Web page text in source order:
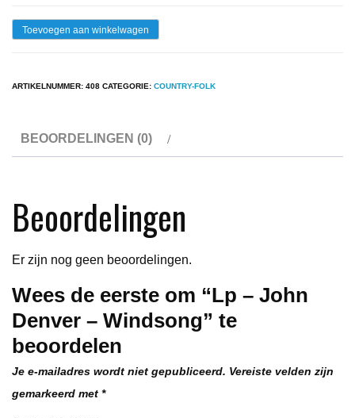
Lp
Windsong
Toevoegen aan winkelwagen
ARTIKELNUMMER: 408 CATEGORIE: COUNTRY-FOLK
BEOORDELINGEN (0)
Beoordelingen
Er zijn nog geen beoordelingen.
Wees de eerste om “Lp – John
Denver – Windsong” te
beoordelen
Je e-mailadres wordt niet gepubliceerd. Vereiste velden zijn
gemarkeerd met *